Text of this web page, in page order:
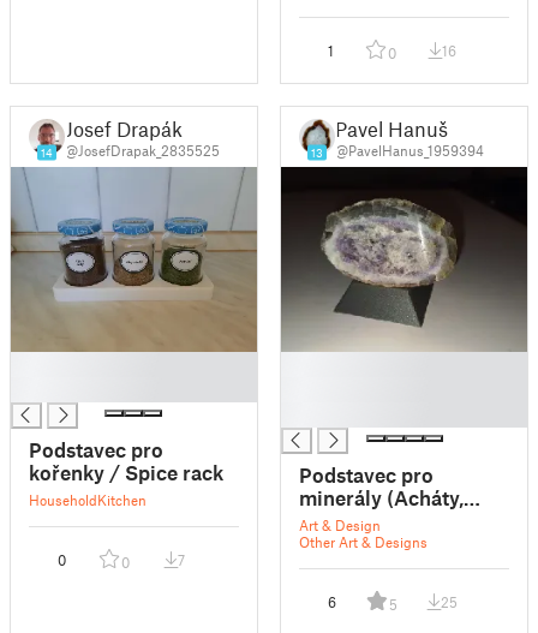
1 0 16
14
Josef Drapák
@JosefDrapak_2835525
Podstavec pro
kořenky / Spice rack
HouseholdKitchen
0 0 7
13
Pavel Hanuš
@PavelHanus_1959394
Podstavec pro
minerály (Acháty,
agate)
Art & Design
Other Art & Designs
6 5 25